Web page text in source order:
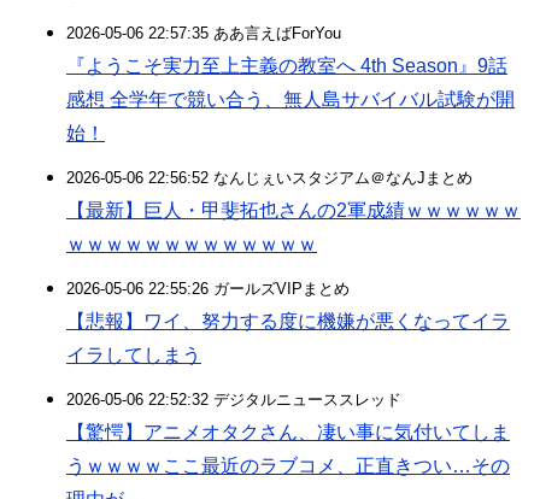
2026-05-06 22:57:35 ああ言えばForYou
『ようこそ実力至上主義の教室へ 4th Season』9話
感想 全学年で競い合う、無人島サバイバル試験が開
始！
2026-05-06 22:56:52 なんじぇいスタジアム＠なんJまとめ
【最新】巨人・甲斐拓也さんの2軍成績ｗｗｗｗｗｗ
ｗｗｗｗｗｗｗｗｗｗｗｗｗ
2026-05-06 22:55:26 ガールズVIPまとめ
【悲報】ワイ、努力する度に機嫌が悪くなってイラ
イラしてしまう
2026-05-06 22:52:32 デジタルニューススレッド
【驚愕】アニメオタクさん、凄い事に気付いてしま
うｗｗｗｗここ最近のラブコメ、正直きつい…その